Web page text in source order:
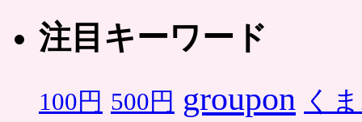
注目キーワード
100円 500円 groupon く